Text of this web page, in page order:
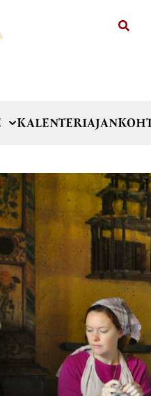
KALENTERI